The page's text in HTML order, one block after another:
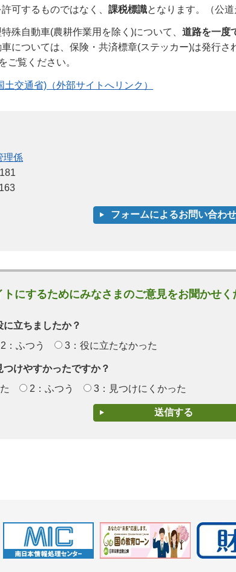
可するものではなく、 課税標識となります。（公
殊自動車(農耕作業用を除く)について、 道路を一度
については、保険・共済標章(ステッカー)は発行
ご覧ください。
交通省)（外部サイトへリンク）
理係
トにするためにみなさまのご意見をお聞かせく
立ちましたか？
2：ふつう 3：役に立たなかった
けやすかったですか？
2：ふつう 3：見つけにくかった